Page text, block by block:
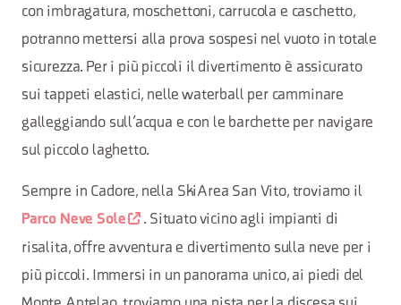
con imbragatura, moschettoni, carrucola e caschetto,
potranno mettersi alla prova sospesi nel vuoto in totale
sicurezza. Per i più piccoli il divertimento è assicurato
sui tappeti elastici, nelle waterball per camminare
galleggiando sull’acqua e con le barchette per navigare
sul piccolo laghetto.
Sempre in Cadore, nella SkiArea San Vito, troviamo il
Parco Neve Sole
. Situato vicino agli impianti di
risalita, offre avventura e divertimento sulla neve per i
più piccoli. Immersi in un panorama unico, ai piedi del